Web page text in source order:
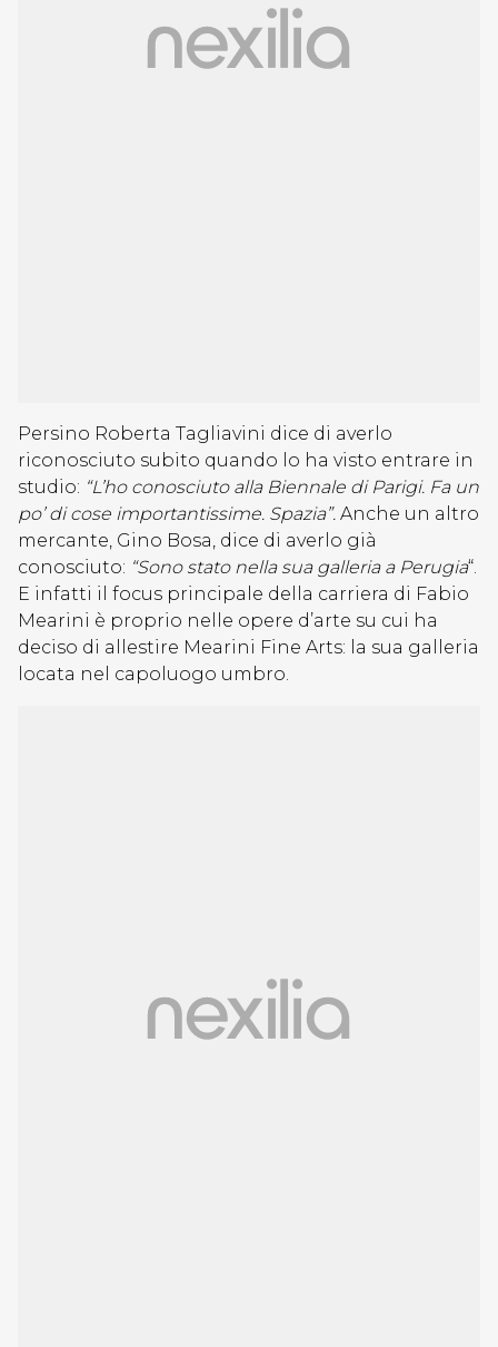
Persino Roberta Tagliavini dice di averlo
riconosciuto subito quando lo ha visto entrare in
studio: “L’ho conosciuto alla Biennale di Parigi. Fa un
po’ di cose importantissime. Spazia”. Anche un altro
mercante, Gino Bosa, dice di averlo già
conosciuto: “Sono stato nella sua galleria a Perugia“.
E infatti il focus principale della carriera di Fabio
Mearini è proprio nelle opere d’arte su cui ha
deciso di allestire Mearini Fine Arts: la sua galleria
locata nel capoluogo umbro.